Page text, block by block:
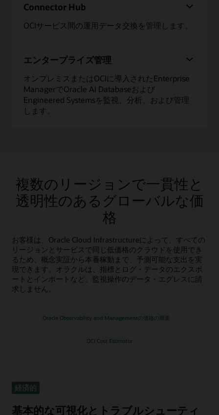
Connector Hub
OCIサービス間の運用データ交換を管理します。
エンタープライズ管理
オンプレミスまたはOCIに導入されたEnterprise
ManagerでOracle AI Databaseおよび
Engineered Systemsを監視、分析、および管理
します。
複数のリージョンで一貫性と
透明性のあるグローバルな価
格
お客様は、Oracle Cloud Infrastructureによって、すべての
リージョンとサービスで同じ低価格のクラウドを使用でき
るため、概念実証から本番稼動まで、予測可能な支出を実
現できます。オラクルは、指標とログ・データのエクスポ
ートとインポートなど、監視操作のデータ・エグレスに請
求しません。
Oracle Observability and Managementの価格の概要
OCI Cost Estimator
経済的
基本的な可視化とトラブルシューティ